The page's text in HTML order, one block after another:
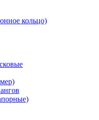
кольцо)